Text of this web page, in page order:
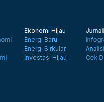
Ekonomi Hijau
Energi Baru
Energi Sirkular
Investasi Hijau
Cek